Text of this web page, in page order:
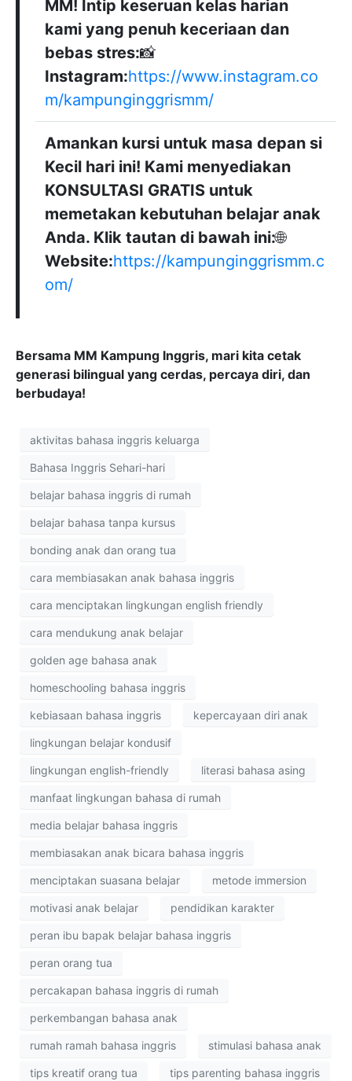
MM! Intip keseruan kelas harian
kami yang penuh keceriaan dan
bebas stres:📸
Instagram:https://www.instagram.co
m/kampunginggrismm/
Amankan kursi untuk masa depan si
Kecil hari ini! Kami menyediakan
KONSULTASI GRATIS untuk
memetakan kebutuhan belajar anak
Anda. Klik tautan di bawah ini:🌐
Website:https://kampunginggrismm.c
om/
Bersama MM Kampung Inggris, mari kita cetak
generasi bilingual yang cerdas, percaya diri, dan
berbudaya!
aktivitas bahasa inggris keluarga
Bahasa Inggris Sehari-hari
belajar bahasa inggris di rumah
belajar bahasa tanpa kursus
bonding anak dan orang tua
cara membiasakan anak bahasa inggris
cara menciptakan lingkungan english friendly
cara mendukung anak belajar
golden age bahasa anak
homeschooling bahasa inggris
kebiasaan bahasa inggris kepercayaan diri anak
lingkungan belajar kondusif
lingkungan english-friendly literasi bahasa asing
manfaat lingkungan bahasa di rumah
media belajar bahasa inggris
membiasakan anak bicara bahasa inggris
menciptakan suasana belajar metode immersion
motivasi anak belajar pendidikan karakter
peran ibu bapak belajar bahasa inggris
peran orang tua
percakapan bahasa inggris di rumah
perkembangan bahasa anak
rumah ramah bahasa inggris stimulasi bahasa anak
tips kreatif orang tua tips parenting bahasa inggris